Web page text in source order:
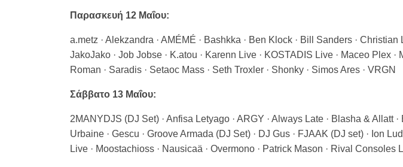
Παρασκευή 12 Μαΐου:
a.metz · Alekzandra · AMÉMÉ · Bashkka · Ben Klock · Bill Sanders ·
JakoJako · Job Jobse · K.atou · Karenn Live · KOSTADIS Live · Maceo Plex
Roman · Saradis · Setaoc Mass · Seth Troxler · Shonky · Simos Ares · VRGN
Σάββατο 13 Μαΐου:
2MANYDJS (DJ Set) · Anfisa Letyago · ARGY · Always Late · Blasha & Allatt
Urbaine · Gescu · Groove Armada (DJ Set) · DJ Gus · FJAAK (DJ set) · Ion
Live · Moostachioss · Nausicaä · Overmono · Patrick Mason · Rival Consoles